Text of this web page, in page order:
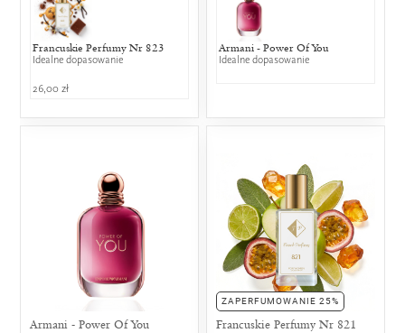
Francuskie Perfumy Nr 823
Idealne dopasowanie
26,00 zł
Armani - Power Of You
Idealne dopasowanie
Armani - Power Of You
ZAPERFUMOWANIE 25%
Francuskie Perfumy Nr 821